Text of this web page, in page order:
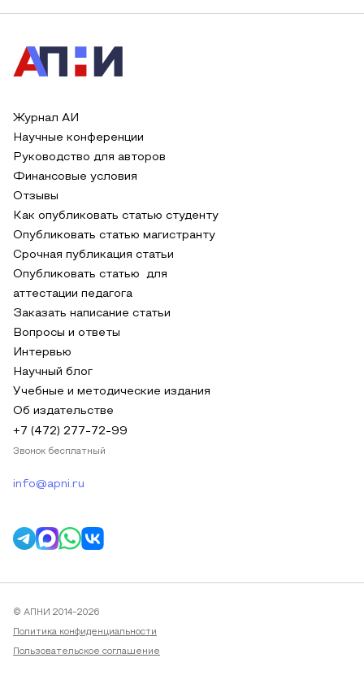
Журнал АИ
Научные конференции
Руководство для авторов
Финансовые условия
Отзывы
Как опубликовать статью студенту
Опубликовать статью магистранту
Срочная публикация статьи
Опубликовать статью для
аттестации педагога
Заказать написание статьи
Вопросы и ответы
Интервью
Научный блог
Учебные и методические издания
Об издательстве
+7 (472) 277-72-99
Звонок бесплатный
info@apni.ru
© АПНИ 2014-2026
Политика конфиденциальности
Пользовательское соглашение